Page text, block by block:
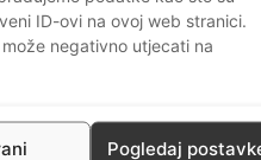
ID-ovi na ovoj web stranici.
negativno utjecati na
Pogledaj